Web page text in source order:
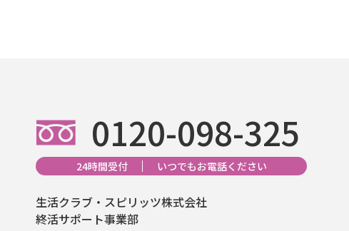
0120-098-325
24時間受付 いつでもお電話ください
生活クラブ・スピリッツ株式会社
終活サポート事業部